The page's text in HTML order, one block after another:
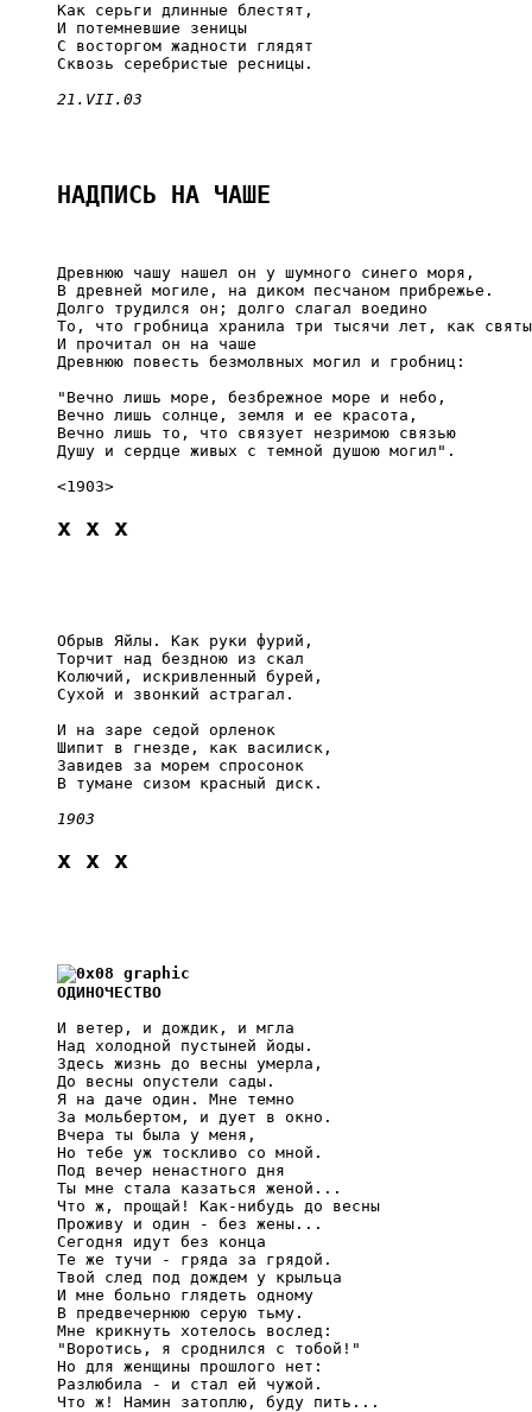
     Как серьги длинные блестят,
     И потемневшие зеницы
     С восторгом жадности глядят
     Сквозь серебристые ресницы.
21.VII.03
НАДПИСЬ НА ЧАШЕ
     Древнюю чашу нашел он у шумного синего моря,
     В древней могиле, на диком песчаном прибрежье.
     Долго трудился он; долго слагал воедино
То, что гробница хранила три тысячи лет, как
     И прочитал он на чаше
     Древнюю повесть безмолвных могил и гробниц:
     "Вечно лишь море, безбрежное море и небо,
     Вечно лишь солнце, земля и ее красота,
     Вечно лишь то, что связует незримою связью
     Душу и сердце живых с темной душою могил".
x x x
     Обрыв Яйлы. Как руки фурий,
     Торчит над бездною из скал
     Колючий, искривленный бурей,
     Сухой и звонкий астрагал.
     И на заре седой орленок
     Шипит в гнезде, как василиск,
     Завидев за морем спросонок
     В тумане сизом красный диск.
1903
x x x
ОДИНОЧЕСТВО
     И ветер, и дождик, и мгла
     Над холодной пустыней йоды.
     Здесь жизнь до весны умерла,
     До весны опустели сады.
     Я на даче один. Мне темно
     За мольбертом, и дует в окно.
     Вчера ты была у меня,
     Но тебе уж тоскливо со мной.
     Под вечер ненастного дня
     Ты мне стала казаться женой...
     Что ж, прощай! Как-нибудь до весны
     Проживу и один - без жены...
     Сегодня идут без конца
     Те же тучи - гряда за грядой.
     Твой след под дождем у крыльца
     И мне больно глядеть одному
     В предвечернюю серую тьму.
     Мне крикнуть хотелось вослед:
     "Воротись, я сроднился с тобой!"
     Но для женщины прошлого нет:
     Разлюбила - и стал ей чужой.
     Что ж! Намин затоплю, буду пить...